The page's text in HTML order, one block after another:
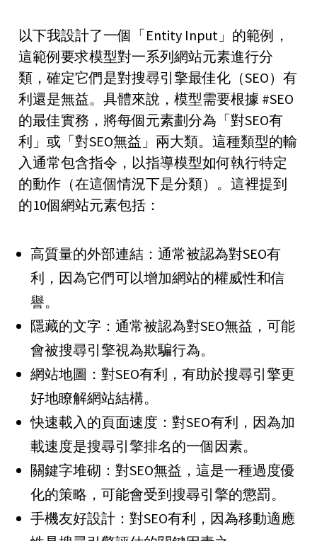
以下我設計了一個「Entity Input」的範例，
這範例要求模型對一系列網站元素進行分
類，確定它們是對搜尋引擎最佳化（SEO）有
利還是無益。具體來說，模型需要根據 #SEO
的最佳實務，將每個元素劃分為「對SEO有
利」或「對SEO無益」兩大類。這種類型的輸
入通常包含指令，以指導模型如何執行特定
的動作（在這個情況下是分類）。這裡提到
的10個網站元素包括：
高質量的外部連結：通常被認為對SEO有
利，因為它們可以增加網站的權威性和信
譽。
隱藏的文字：通常被認為對SEO無益，可能
會被搜尋引擎視為欺騙行為。
網站地圖：對SEO有利，有助於搜尋引擎更
好地瞭解網站結構。
快速載入的頁面速度：對SEO有利，因為加
載速度是搜尋引擎排名的一個因素。
關鍵字堆砌：對SEO無益，這是一種過度優
化的策略，可能會受到搜尋引擎的懲罰。
手機友好設計：對SEO有利，因為移動適應